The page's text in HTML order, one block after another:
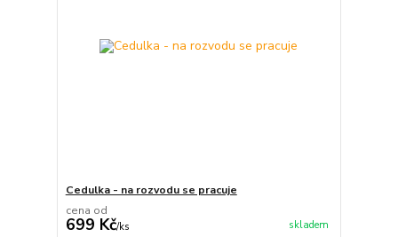
Cedulka - na rozvodu se pracuje
cena od
699 Kč/ks skladem